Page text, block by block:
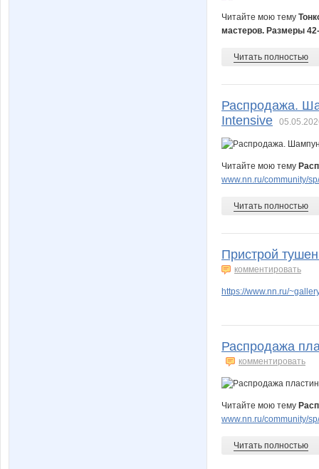
Читайте мою тему
мастеров. Размеры
Читать полностью
Распродажа.
Intеnsivе
Читайте мою тему
www.nn.ru/community/
Читать полностью
Пристрой
комментировать
https://www.nn.ru/
Распродажа
комментировать
Читайте мою тему
www.nn.ru/community/
Читать полностью